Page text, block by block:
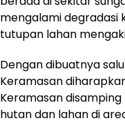
mengalami degradasi
tutupan lahan
Dengan dibuatnya
Keramasan
Keramasan
hutan dan lahan di